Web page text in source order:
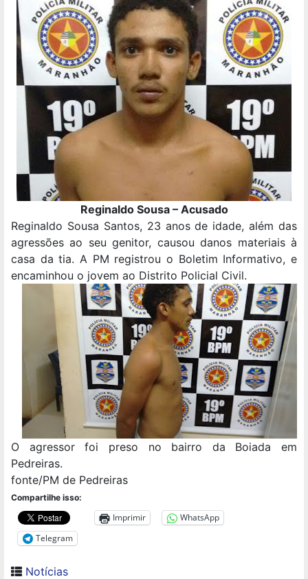
Reginaldo Sousa – Acusado
Reginaldo Sousa Santos, 23 anos de idade, além das
agressões ao seu genitor, causou danos materiais à
casa da tia. A PM registrou o Boletim Informativo, e
encaminhou o jovem ao Distrito Policial Civil.
O agressor foi preso no bairro da Boiada em
Pedreiras.
fonte/PM de Pedreiras
Compartilhe isso:
Imprimir
WhatsApp
Telegram
Notícias